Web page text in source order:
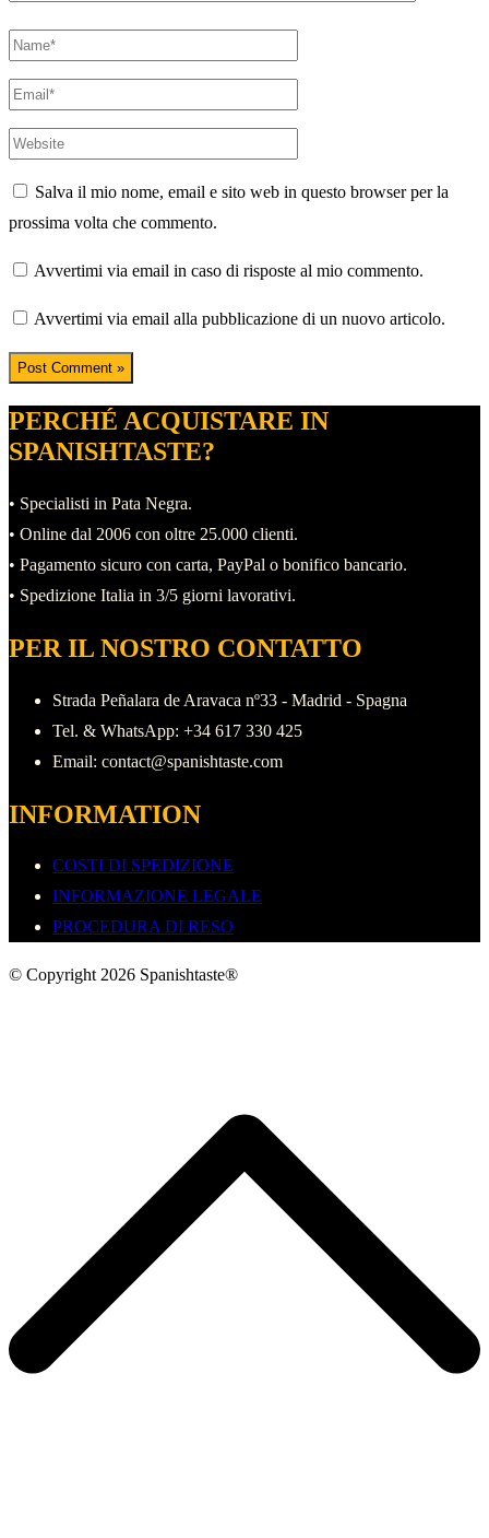
Name*
Email*
Website
Salva il mio nome, email e sito web in questo browser per la
prossima volta che commento.
Avvertimi via email in caso di risposte al mio commento.
Avvertimi via email alla pubblicazione di un nuovo articolo.
PERCHÉ ACQUISTARE IN
SPANISHTASTE?
• Specialisti in Pata Negra.
• Online dal 2006 con oltre 25.000 clienti.
• Pagamento sicuro con carta, PayPal o bonifico bancario.
• Spedizione Italia in 3/5 giorni lavorativi.
PER IL NOSTRO CONTATTO
Strada Peñalara de Aravaca nº33 - Madrid - Spagna
Tel. & WhatsApp: +34 617 330 425
Email: contact@spanishtaste.com
INFORMATION
COSTI DI SPEDIZIONE
INFORMAZIONE LEGALE
PROCEDURA DI RESO
© Copyright 2026 Spanishtaste®